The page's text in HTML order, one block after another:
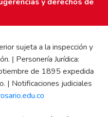
sujeta a la inspección y
| Personería Jurídica:
de 1895 expedida
| Notificaciones judiciales